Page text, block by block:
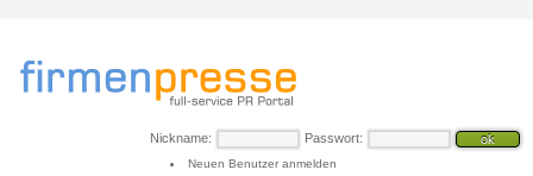
Nickname: Passwort:
Neuen Benutzer anmelden